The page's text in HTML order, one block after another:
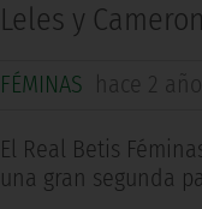
Leles y
FÉMINAS hace 2
El Real Betis
una gran segunda